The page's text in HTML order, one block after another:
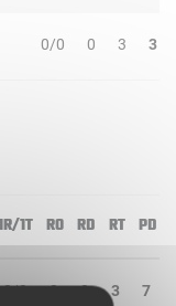
0/0 0 3 3
1T RO RD RT PD
2/3 0 3 3 7